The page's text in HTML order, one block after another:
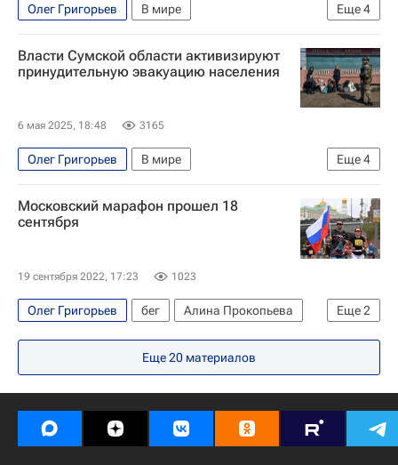
Еще4
Олег Григорьев
В мире
Здоровье - Общество
Сумская область
Украина
Россия
Власти Сумской области активизируют
принудительную эвакуацию населения
6 мая 2025, 18:48 3165
Еще4
Олег Григорьев
В мире
Здоровье - Общество
Сумская область
Украина
Авдеевка
Московский марафон прошел 18
сентября
19 сентября 2022, 17:23 1023
Еще2
Олег Григорьев бег
Алина Прокопьева
Андрей Лейман
Общество
Еще20 материалов